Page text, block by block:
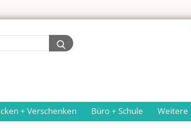
Suche...
+ Verschenken Büro + Schule Weitere